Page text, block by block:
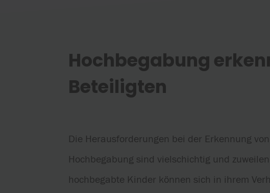
Hochbegabung
Beteiligten
Die Herausforderungen bei der Erkennung von
Hochbegabung sind vielschichtig und
hochbegabte Kinder können sich in ihrem